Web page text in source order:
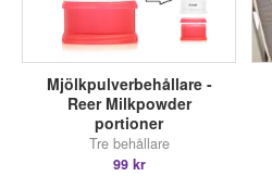
Mjölkpulverbehållare -
Reer Milkpowder
portioner
Tre behållare
99 kr